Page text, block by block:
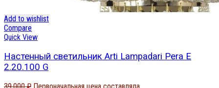
Add to wishlist
Compare
Quick View
Настенный светильник Arti Lampadari Pera E
2.20.100 G